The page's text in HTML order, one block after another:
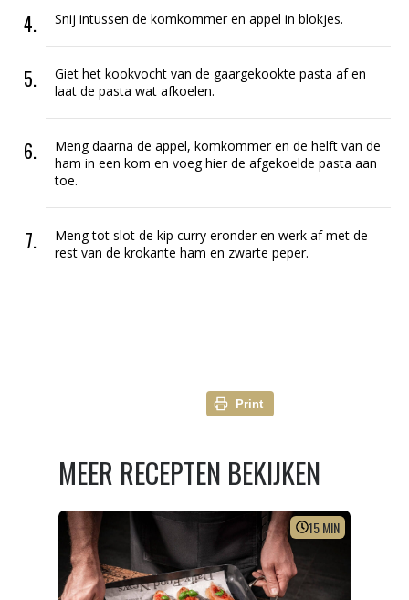
Snij intussen de komkommer en appel in blokjes.
Giet het kookvocht van de gaargekookte pasta af en
laat de pasta wat afkoelen.
Meng daarna de appel, komkommer en de helft van de
ham in een kom en voeg hier de afgekoelde pasta aan
toe.
Meng tot slot de kip curry eronder en werk af met de
rest van de krokante ham en zwarte peper.
Print
MEER RECEPTEN BEKIJKEN
15MIN